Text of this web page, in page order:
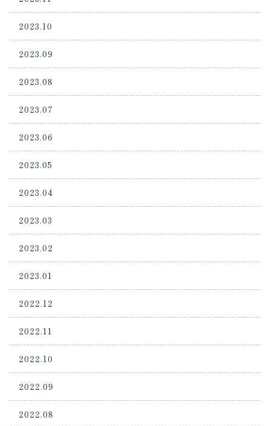
2023.10
2023.09
2023.08
2023.07
2023.06
2023.05
2023.04
2023.03
2023.02
2023.01
2022.12
2022.11
2022.10
2022.09
2022.08